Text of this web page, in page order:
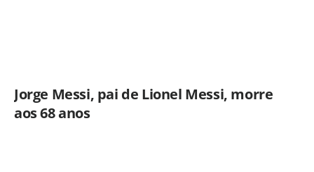
Jorge Messi, pai de Lionel Messi, morre
aos 68 anos